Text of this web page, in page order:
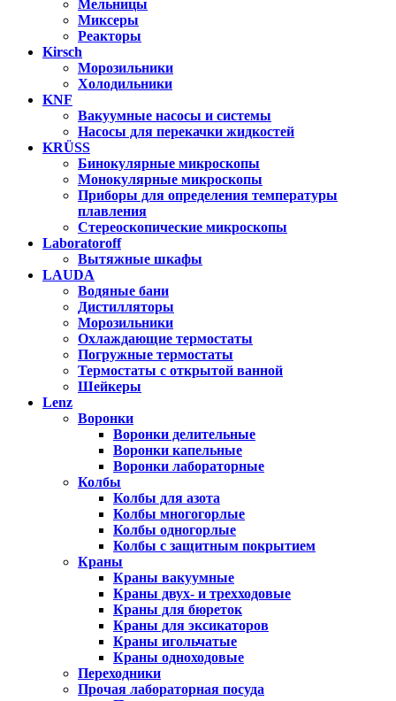
Мельницы
Миксеры
Реакторы
Kirsch
Морозильники
Холодильники
KNF
Вакуумные насосы и системы
Насосы для перекачки жидкостей
KRÜSS
Бинокулярные микроскопы
Монокулярные микроскопы
Приборы для определения температуры
плавления
Стереоскопические микроскопы
Laboratoroff
Вытяжные шкафы
LAUDA
Водяные бани
Дистилляторы
Морозильники
Охлаждающие термостаты
Погружные термостаты
Термостаты с открытой ванной
Шейкеры
Lenz
Воронки
Воронки делительные
Воронки капельные
Воронки лабораторные
Колбы
Колбы для азота
Колбы многогорлые
Колбы одногорлые
Колбы с защитным покрытием
Краны
Краны вакуумные
Краны двух- и трехходовые
Краны для бюреток
Краны для эксикаторов
Краны игольчатые
Краны одноходовые
Переходники
Прочая лабораторная посуда